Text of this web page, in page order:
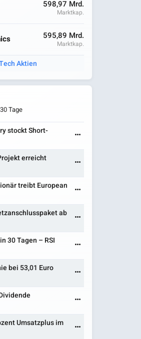
598,97 Mrd.
Marktkap.
595,89 Mrd.
Marktkap.
Aktien
30 Tage
stockt Short-
erreicht
treibt European
ab
30 Tagen – RSI
bei 53,01 Euro
Umsatzplus im